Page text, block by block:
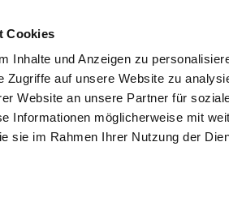
Cookies
Inhalte und Anzeigen zu
Zugriffe auf unsere Website zu
Website an unsere Partner für
Informationen möglicherweise mit
sie im Rahmen Ihrer Nutzung der
Garten Aktuelles
'Prima 3', 3 L